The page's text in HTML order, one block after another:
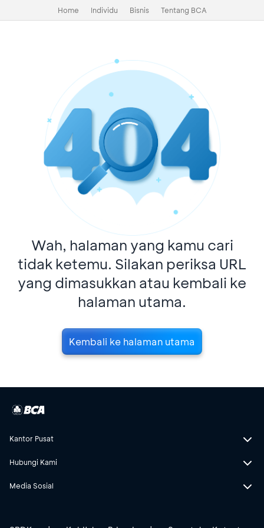
Home Individu Bisnis Tentang BCA
Wah, halaman yang kamu cari
tidak ketemu. Silakan periksa URL
yang dimasukkan atau kembali ke
halaman utama.
Kembali ke halaman utama
Kantor Pusat
Hubungi Kami
Media Sosial